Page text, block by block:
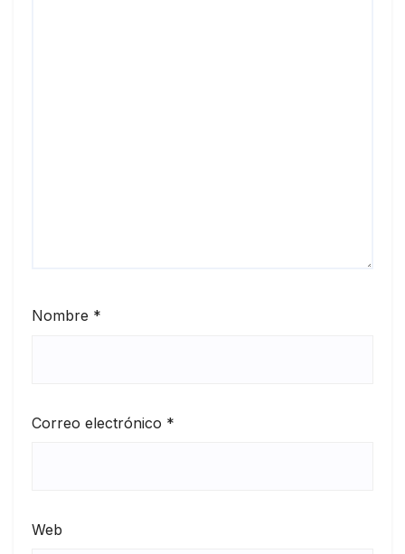
Nombre *
Correo electrónico *
Web